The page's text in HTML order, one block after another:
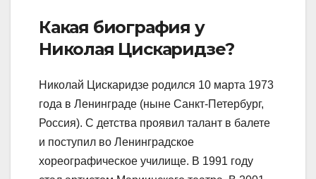
Какая биография у
Николая Цискаридзе?
Николай Цискаридзе родился 10 марта 1973
года в Ленинграде (ныне Санкт-Петербург,
Россия). С детства проявил талант в балете
и поступил во Ленинградское
хореографическое училище. В 1991 году